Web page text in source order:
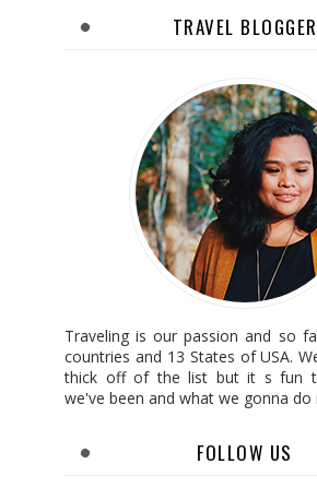
TRAVEL BLOGGER
Traveling is our passion and so
countries and 13 States of USA.
thick off of the list but it s fun
we've been and what we gonna do
FOLLOW US